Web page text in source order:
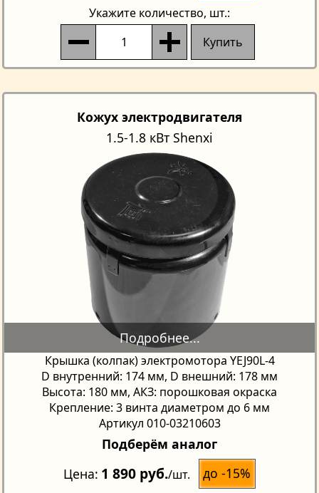
Укажите количество, шт.:
Купить
Кожух электродвигателя
1.5-1.8 кВт Shenxi
Крышка (колпак) электромотора YEJ90L-4
D внутренний: 174 мм, D внешний: 178 мм
Высота: 180 мм, АКЗ: порошковая окраска
Крепление: 3 винта диаметром до 6 мм
Артикул 010-03210603
Подберём аналог
Цена 1 890 руб./шт. до -15%